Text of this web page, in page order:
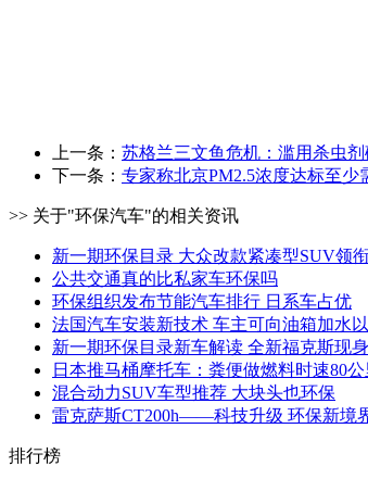
上一条： 苏格兰三文鱼危机：滥用杀虫
下一条： 专家称北京PM2.5浓度达标至少
>> 关于"环保汽车"的相关资讯
新一期环保目录 大众改款紧凑型SUV领
公共交通真的比私家车环保吗
环保组织发布节能汽车排行 日系车占优
法国汽车安装新技术 车主可向油箱加水
新一期环保目录新车解读 全新福克斯现身
日本推马桶摩托车：粪便做燃料时速80公
混合动力SUV车型推荐 大块头也环保
雷克萨斯CT200h——科技升级 环保新境
排行榜